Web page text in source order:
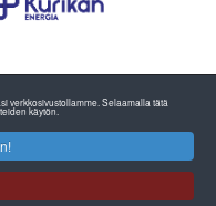
verkkosivustollamme. Selaamalla tätä
käytön.